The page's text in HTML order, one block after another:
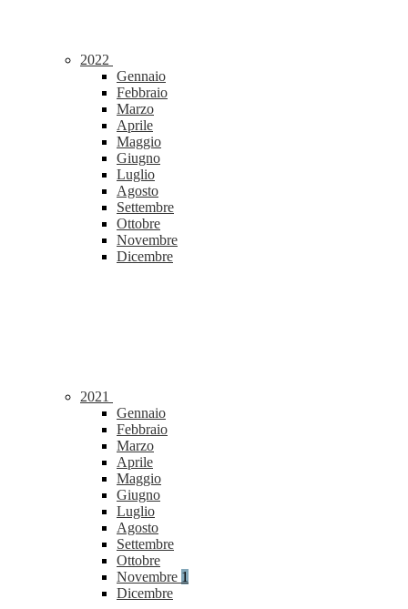
2022
Gennaio
Febbraio
Marzo
Aprile
Maggio
Giugno
Luglio
Agosto
Settembre
Ottobre
Novembre
Dicembre
2021
Gennaio
Febbraio
Marzo
Aprile
Maggio
Giugno
Luglio
Agosto
Settembre
Ottobre
Novembre 1
Dicembre